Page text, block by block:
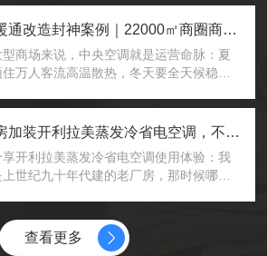
商场暖通改造封神案例｜22000㎡商圈商场换装开利拉美空气能，一年省下30万能耗费！
型商场来说，中央空调就是运营命脉：夏
万人客流高温散热，冬天要全天候稳定
旧厂房加装开利拉美蒸发冷省电空调，不用动结构也能搞定
享开利拉美蒸发冷省电空调使用体验：我
世纪九十年代建的老厂房，那时候哪有
查看更多